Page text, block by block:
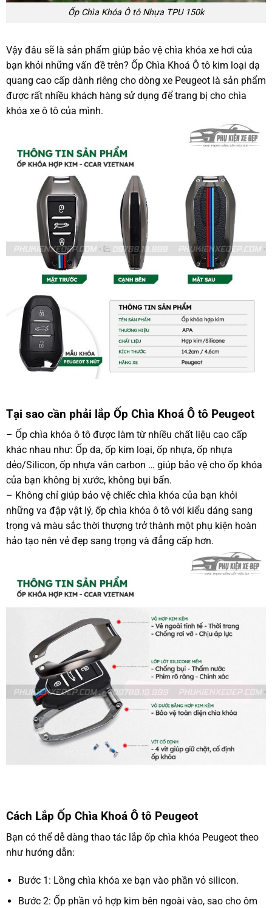
Ốp Chìa Khóa Ô tô Nhựa TPU 150k
Vậy đâu sẽ là sản phẩm giúp bảo vệ chìa khóa xe hơi của
bạn khỏi những vấn đề trên? Ốp Chìa Khoá Ô tô kim loại dạ
quang cao cấp dành riêng cho dòng xe Peugeot là sản phẩm
được rất nhiều khách hàng sử dụng để trang bị cho chìa
khóa xe ô tô của mình.
Tại sao cần phải lắp Ốp Chìa Khoá Ô tô Peugeot
– Ốp chìa khóa ô tô được làm từ nhiều chất liệu cao cấp
khác nhau như: Ốp da, ốp kim loại, ốp nhựa, ốp nhựa
dẻo/Silicon, ốp nhựa vân carbon … giúp bảo vệ cho ốp khóa
của bạn không bị xước, không bụi bẩn.
– Không chỉ giúp bảo vệ chiếc chìa khóa của bạn khỏi
những va đập vật lý, ốp chìa khóa ô tô với kiểu dáng sang
trọng và màu sắc thời thượng trở thành một phụ kiện hoàn
hảo tạo nên vẻ đẹp sang trọng và đẳng cấp hơn.
Cách Lắp Ốp Chìa Khoá Ô tô Peugeot
Bạn có thể dễ dàng thao tác lắp ốp chìa khóa Peugeot theo
như hướng dẫn:
Bước 1: Lồng chìa khóa xe bạn vào phần vỏ silicon.
Bước 2: Ốp phần vỏ hợp kim bên ngoài vào, sao cho ôm